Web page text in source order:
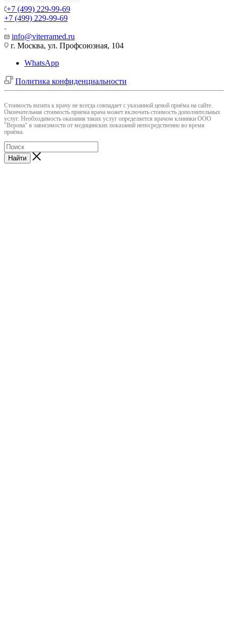
+7 (499) 229-99-69
+7 (499) 229-99-69
info@viterramed.ru
г. Москва, ул. Профсоюзная, 104
WhatsApp
Политика конфиденциальности
Cтоимость визита к врачу не всегда совпадает с указанной ценой приёма на сайте.
Окончательная стоимость приема врача может включать стоимость дополнительных
услуг. Необходимость оказания таких услуг определяется врачом клиники ООО
"Верона" в зависимости от медицинских показаний непосредственно во время
приёма.
Найти